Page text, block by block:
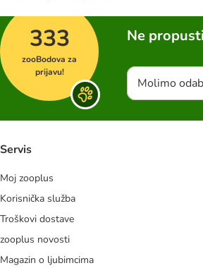
333
zooBodova za
prijavu!
Ne
Molimo
Servis
Moj zooplus
Korisnička služba
Troškovi dostave
zooplus novosti
Magazin o ljubimcima